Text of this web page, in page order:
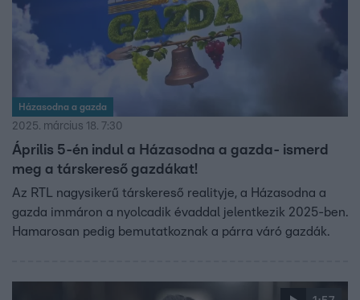
Házasodna a gazda
2025. március 18. 7:30
Április 5-én indul a Házasodna a gazda- ismerd
meg a társkereső gazdákat!
Az RTL nagysikerű társkereső realityje, a Házasodna a
gazda immáron a nyolcadik évaddal jelentkezik 2025-ben.
Hamarosan pedig bemutatkoznak a párra váró gazdák.